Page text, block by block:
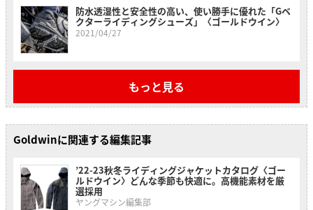
防水透湿性と安全性の高い、使い勝手に優れた「Gベ
クターライディングシューズ」〈ゴールドウイン〉
2021/04/27
もっと見る
Goldwinに関連する編集記事
’22-23秋冬ライディングジャケットカタログ〈ゴー
ルドウイン〉どんな季節も快適に。高機能素材を厳
選採用
ヤングマシン編集部